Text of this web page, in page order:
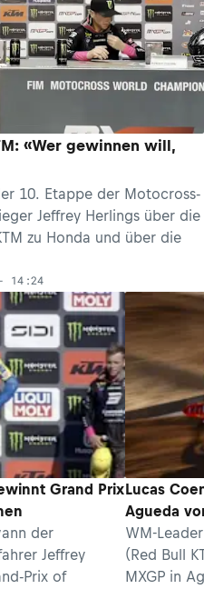
«Wer gewinnen will,
10. Etappe der Motocross-
Jeffrey Herlings über die
zu Honda und über die
14:24
Grand Prix
der
Jeffrey
Prix of
Lucas
Agueda
WM-
(Red Bull
MXGP in